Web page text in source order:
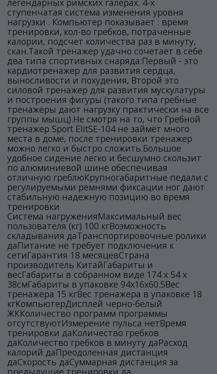
легендарных римских галерах. 4-х
ступенчатая система изменения уровня
нагрузки . Компьютер показывает : время
тренировки, кол-во гребков, потраченные
калории, подсчет количества раз в минуту,
скан.Такой тренажер удачно сочетает в себе
два типа спортивных снаряда:Первый - это
кардиотренажер для развития сердца,
выносливости и похудения, Второй это
силовой тренажер для развития мускулатуры
и построения фигуры (такого типа гребные
тренажеры дают нагрузку практически на все
группы мышц).Не смотря на то, что Гребной
тренажер Sport ElitSE-104 не займёт много
места в доме, после тренировки тренажер
можно легко и быстро сложить.Большое
удобное сидение легко и бесшумно скользит
по алюминиевой шине обеспечивая
отличную греблюКрупногабаритные педали с
регулируемыми ремнями фиксации ног дают
стабильную надежную позицию во время
тренировки
Cистема нагруженияМаксимальный вес
пользователя (кг) 100 кгВозможность
складывания даТранспортировочные ролики
даПитание не требует подключения к
сетиГарантия 18 месяцевСтрана
производитель КитайГабариты и
весГабариты в собранном виде 174 х 54 х
38смГабариты в упаковке 94х16х60.5Вес
тренажера 15 кгВес тренажера в упаковке 18
кгКомпьютерДисплей черно-белый
ЖККоличество программ программы
отсутствуютИзмерение пульса нетВремя
тренировки даКоличество гребков
даКоличество гребков в минуту даРасход
калорий даПреодоленная дистанция
даСкорость даСуммарная дистанция за
предыдущие тренировки да